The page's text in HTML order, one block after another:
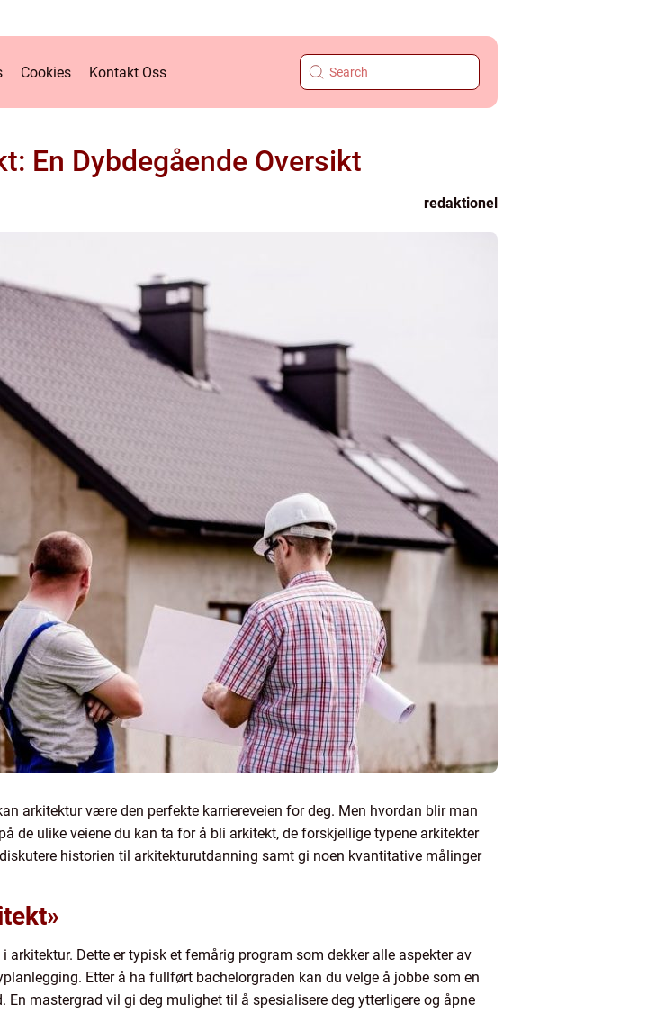
Cookies Kontakt Oss
En Dybdegående Oversikt
redaktionel
arkitektur være den perfekte karriereveien for deg. Men hvordan blir man
de ulike veiene du kan ta for å bli arkitekt, de forskjellige typene arkitekter
historien til arkitekturutdanning samt gi noen kvantitative målinger
Dette er typisk et femårig program som dekker alle aspekter av
Etter å ha fullført bachelorgraden kan du velge å jobbe som en
mastergrad vil gi deg mulighet til å spesialisere deg ytterligere og åpne